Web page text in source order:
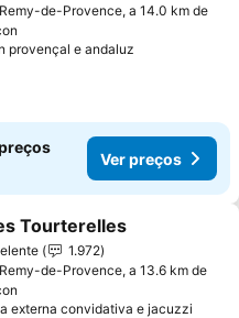
de-Provence, a 14.0 km de
provençal e andaluz
Ver preços
aos favoritos
Tourterelles
1.972
de-Provence, a 13.6 km de
externa convidativa e jacuzzi